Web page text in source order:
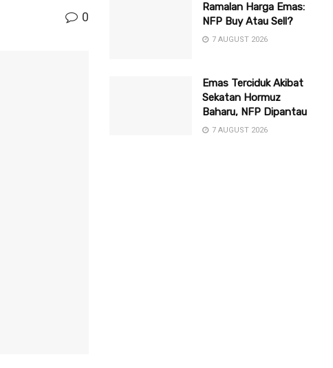
0
Ramalan Harga Emas:
NFP Buy Atau Sell?
7 AUGUST 2026
Emas Terciduk Akibat
Sekatan Hormuz
Baharu, NFP Dipantau
7 AUGUST 2026